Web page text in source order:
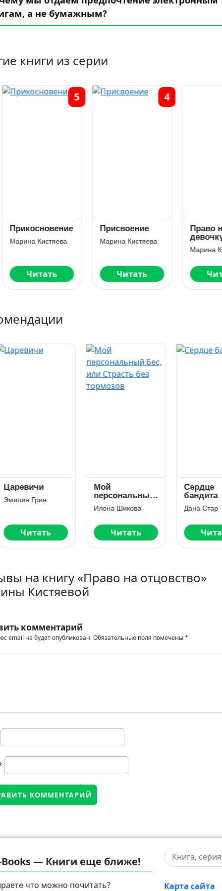
а не бумажным?
книги из серии
Кистяева
Читать
5
Присвоение
Марина Кистяева
Читать
4
Право на
девочку.
вторая
Марина
Читать
Грин
Читать
Мой
персональный
Бес, или
Страсть без
Илона Шикова
Читать
Сердце
бандита
Дана Стар
Читать
на книгу «Право на отцовство»
Кистяевой
комментарий
email не будет опубликован.Обязательные поля помечены*
Books — Книги еще ближе!
что можно почитать?
Карта сайта